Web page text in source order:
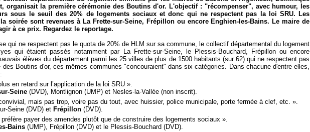
organisait la première cérémonie des Boutins d'or. L'objectif : "récompenser", avec humour, les
sous le seuil des 20% de logements sociaux et donc qui ne respectent pas la loi SRU. Les
soirée sont revenues à La Frette-sur-Seine, Frépillon ou encore Enghien-les-Bains. Le maire de
à ce prix. Regardez le reportage.
qui ne respectent pas le quota de 20% de HLM sur sa commune, le collectif départemental du logement
qui étaient passés notamment par La Frette-sur-Seine, le Plessis-Bouchard, Frépillon ou encore
élèves du département parmi les 25 villes de plus de 1500 habitants (sur 62) qui ne respectent pas
Boutins d'or, ces mêmes communes "concouraient" dans six catégories. Dans chacune d'entre elles,
en retard sur l’application de la loi SRU ».
Seine (DVD), Montlignon (UMP) et Nesles-la-Vallée (non inscrit).
mais pas trop, voire pas du tout, avec huissier, police municipale, porte fermée à clef, etc. ».
Seine (DVD) etFrépillon (DVD).
payer des amendes plutôt que de construire des logements sociaux ».
Bains (UMP), Frépillon (DVD) et le Plessis-Bouchard (DVD).